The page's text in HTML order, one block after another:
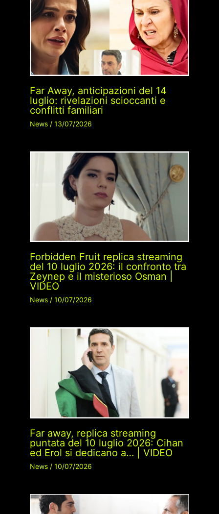
Far Away, anticipazioni del 14
luglio: rivelazioni scioccanti e
conflitti familiari
News/ 13/07/2026
Forbidden Fruit replica streaming
del 10 luglio 2026: il confronto tra
Zeynep e il misterioso Osman |
VIDEO
News/ 10/07/2026
Far away, replica streaming
puntata del 10 luglio 2026: Cihan
ed Erol si dedicano a… | VIDEO
News/ 10/07/2026